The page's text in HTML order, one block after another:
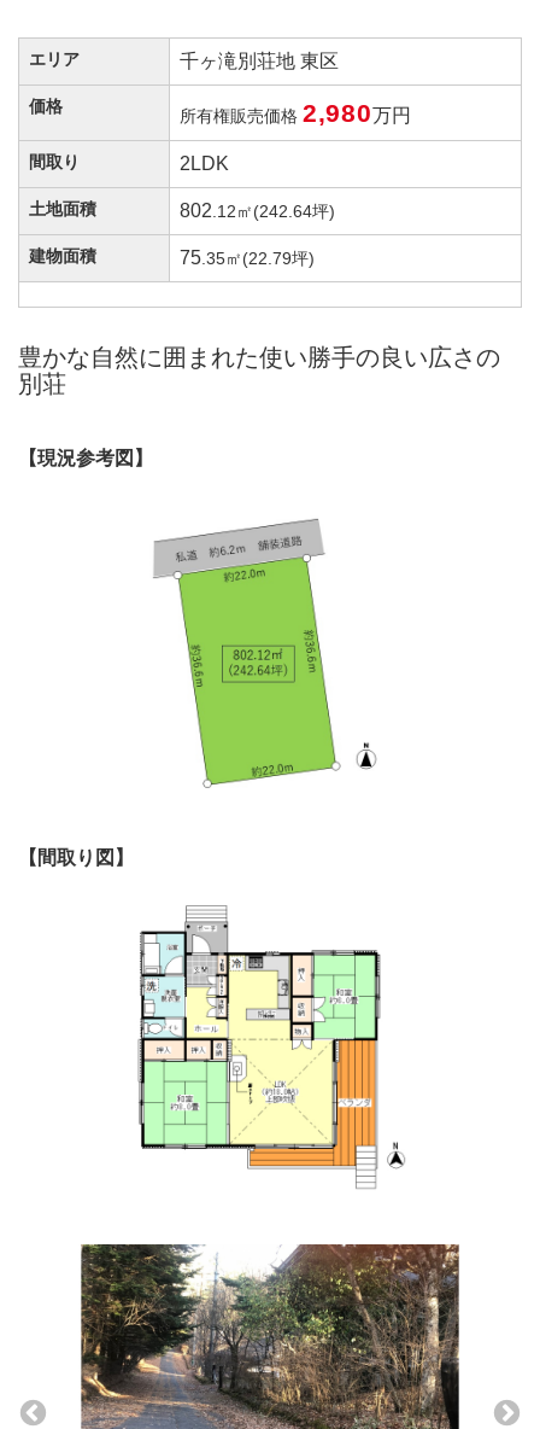
エリア 千ヶ滝別荘地 東区
価格 所有権販売価格 2,980 万円
間取り 2LDK
土地面積 802.12㎡(242.64坪)
建物面積 75.35㎡(22.79坪)
豊かな自然に囲まれた使い勝手の良い広さの
別荘
【現況参考図】
【間取り図】